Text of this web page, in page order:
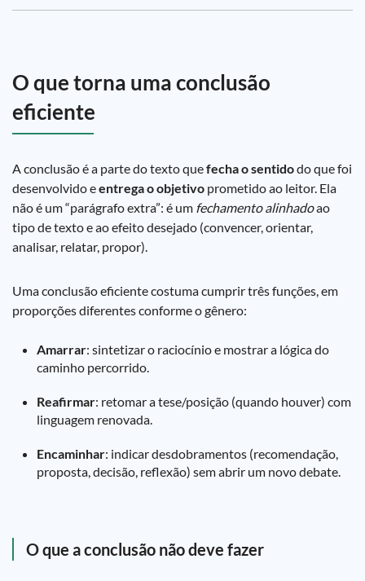
O que torna uma conclusão
eficiente
A conclusão é a parte do texto quefecha o sentidodo que foi
desenvolvido eentrega o objetivo prometido ao leitor. Ela
não é um “parágrafo extra”: é um fechamento alinhadoao
tipo de texto e ao efeito desejado (convencer, orientar,
analisar, relatar, propor).
Uma conclusão eficiente costuma cumprir três funções, em
proporções diferentes conforme o gênero:
Amarrar: sintetizar o raciocínio e mostrar a lógica do
caminho percorrido.
Reafirmar: retomar a tese/posição (quando houver) com
linguagem renovada.
Encaminhar: indicar desdobramentos (recomendação,
proposta, decisão, reflexão) sem abrir um novo debate.
O que a conclusão não deve fazer